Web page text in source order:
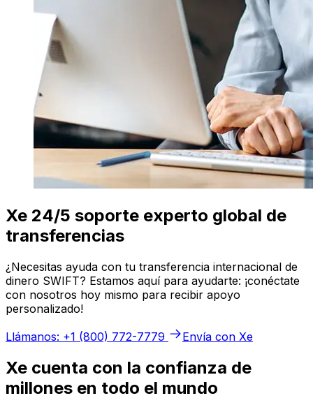
Xe 24/5 soporte experto global de
transferencias
¿Necesitas ayuda con tu transferencia internacional de
dinero SWIFT? Estamos aquí para ayudarte: ¡conéctate
con nosotros hoy mismo para recibir apoyo
personalizado!
Llámanos: +1 (800) 772-7779
Envía con Xe
Xe cuenta con la confianza de
millones en todo el mundo